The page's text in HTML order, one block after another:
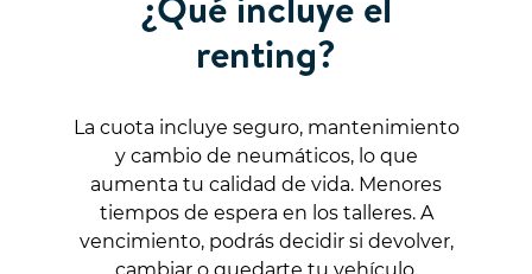
renting?
La cuota incluye seguro, mantenimiento
y cambio de neumáticos, lo que
aumenta tu calidad de vida. Menores
tiempos de espera en los talleres. A
vencimiento, podrás decidir si devolver,